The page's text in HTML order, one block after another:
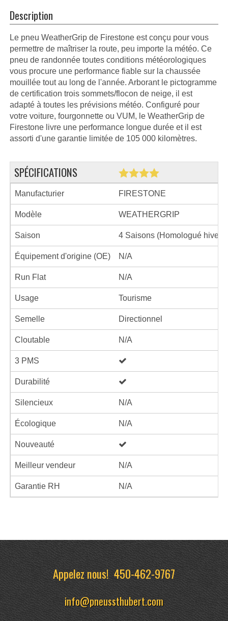
Description
Le pneu WeatherGrip de Firestone est conçu pour vous
permettre de maîtriser la route, peu importe la météo. Ce
pneu de randonnée toutes conditions météorologiques
vous procure une performance fiable sur la chaussée
mouillée tout au long de l'année. Arborant le pictogramme
de certification trois sommets/flocon de neige, il est
adapté à toutes les prévisions météo. Configuré pour
votre voiture, fourgonnette ou VUM, le WeatherGrip de
Firestone livre une performance longue durée et il est
assorti d'une garantie limitée de 105 000 kilomètres.
SPÉCIFICATIONS
Manufacturier FIRESTONE
Modèle WEATHERGRIP
Saison 4 Saisons (Homologué hiver)
Équipement d'origine (OE) N/A
Run Flat N/A
Usage Tourisme
Semelle Directionnel
Cloutable N/A
3 PMS
Durabilité
Silencieux N/A
Écologique N/A
Nouveauté
Meilleur vendeur N/A
Garantie RH N/A
Appelez nous!450-462-9767
info@pneussthubert.com